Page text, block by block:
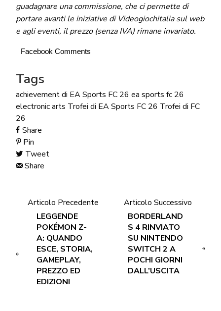
guadagnare una commissione, che ci permette di
portare avanti le iniziative di Videogiochitalia sul web
e agli eventi, il prezzo (senza IVA) rimane invariato.
Facebook Comments
Tags
achievement di EA Sports FC 26 ea sports fc 26
electronic arts Trofei di EA Sports FC 26 Trofei di FC
26
Share
Pin
Tweet
Share
Articolo Precedente
LEGGENDE
POKÉMON Z-
A: QUANDO
ESCE, STORIA,
GAMEPLAY,
PREZZO ED
EDIZIONI
Articolo Successivo
BORDERLAND
S 4 RINVIATO
SU NINTENDO
SWITCH 2 A
POCHI GIORNI
DALL’USCITA